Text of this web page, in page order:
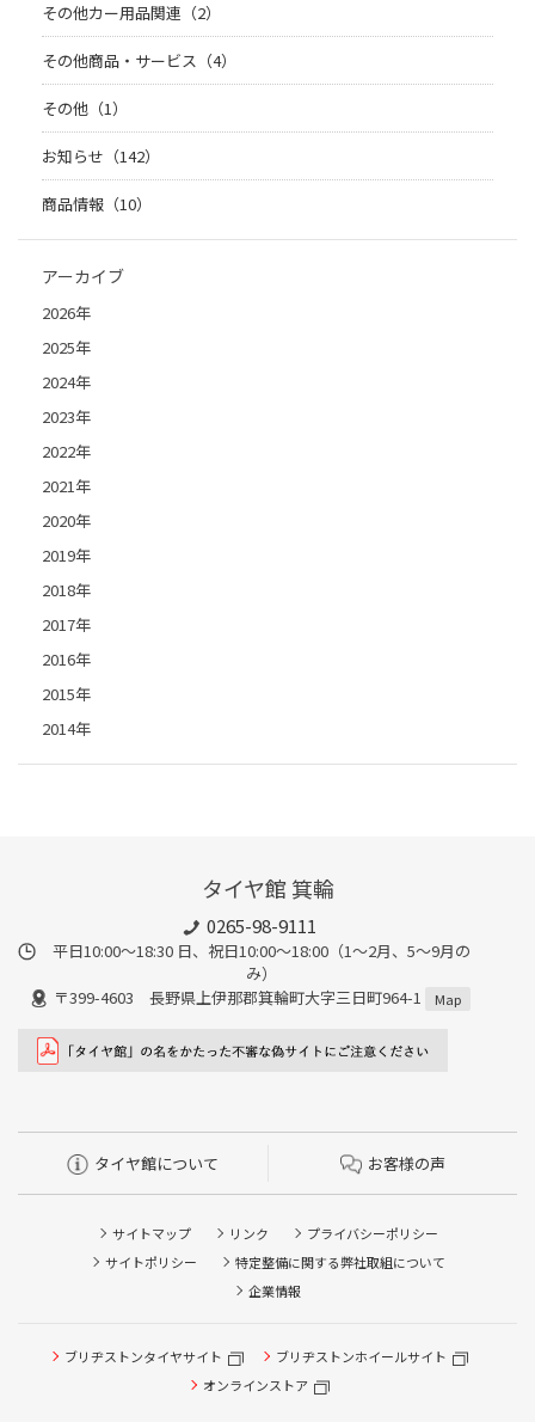
その他カー用品関連（2）
その他商品・サービス（4）
その他（1）
お知らせ（142）
商品情報（10）
アーカイブ
2026年
2025年
2024年
2023年
2022年
2021年
2020年
2019年
2018年
2017年
2016年
2015年
2014年
タイヤ館 箕輪
0265-98-9111
平日10:00～18:30 日、祝日10:00～18:00（1～2月、5～9月の
み）
〒399-4603 長野県上伊那郡箕輪町大字三日町964-1
Map
タイヤ館について お客様の声
サイトマップ リンク
プライバシーポリシー
サイトポリシー
特定整備に関する弊社取組について
企業情報
ブリヂストンタイヤサイト
ブリヂストンホイールサイト
オンラインストア